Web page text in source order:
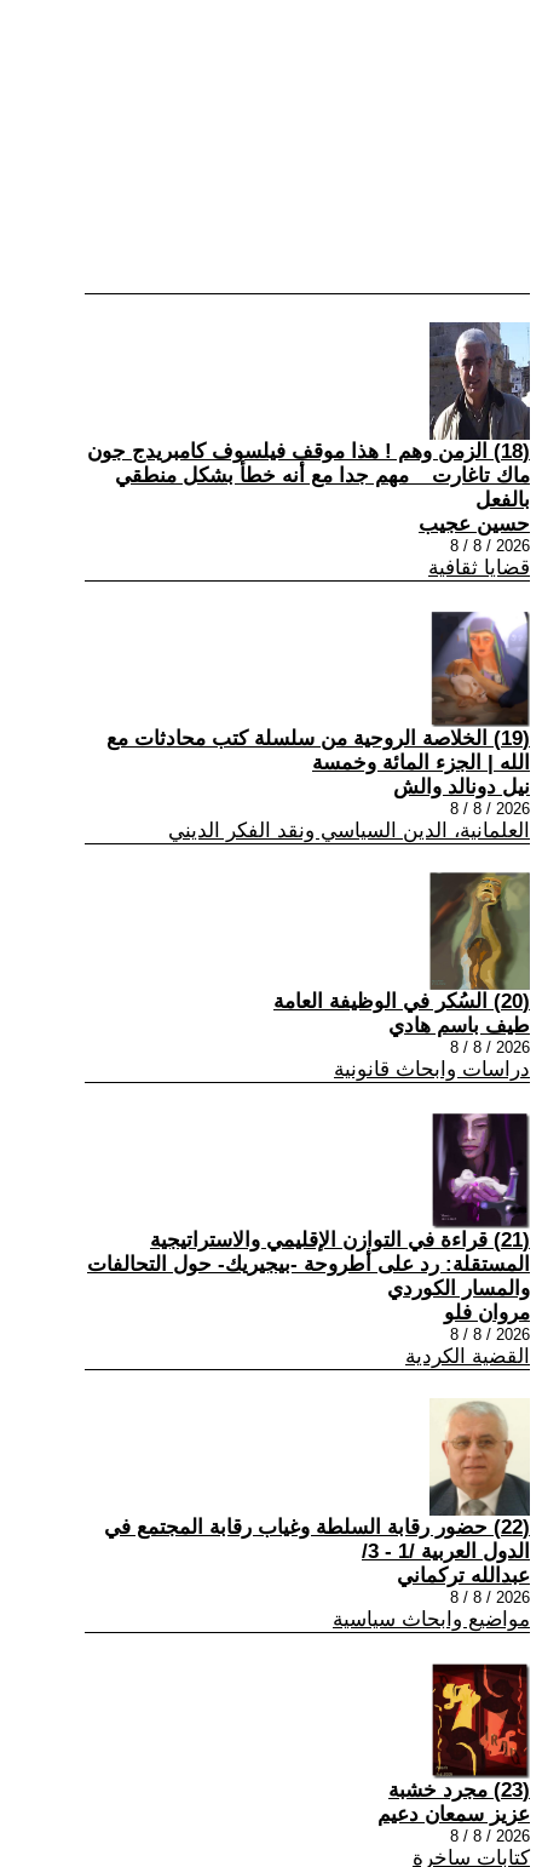
(18) الزمن وهم ! هذا موقف فيلسوف كامبريدج جون
ماك تاغارت _ مهم جدا مع أنه خطأ بشكل منطقي
بالفعل
حسين عجيب
2026 / 8 / 8
قضايا ثقافية
(19) الخلاصة الروحية من سلسلة كتب محادثات مع
الله | الجزء المائة وخمسة
نيل دونالد والش
2026 / 8 / 8
العلمانية، الدين السياسي ونقد الفكر الديني
(20) السُكر في الوظيفة العامة
طيف باسم هادي
2026 / 8 / 8
دراسات وابحاث قانونية
(21) قراءة في التوازن الإقليمي والاستراتيجية
المستقلة: رد على أطروحة -بيجيريك- حول التحالفات
والمسار الكوردي
مروان فلو
2026 / 8 / 8
القضية الكردية
(22) حضور رقابة السلطة وغياب رقابة المجتمع في
الدول العربية /1 - 3/
عبدالله تركماني
2026 / 8 / 8
مواضيع وابحاث سياسية
(23) مجرد خشبة
عزيز سمعان دعيم
2026 / 8 / 8
كتابات ساخرة